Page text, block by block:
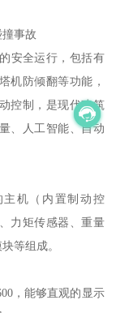
事故
安全运行，包括有
机防倾翻等功能，
控制，是现代建筑
、人工智能、自动
主机（内置制动控
力矩传感器、重量
等组成。
，能够直观的显示